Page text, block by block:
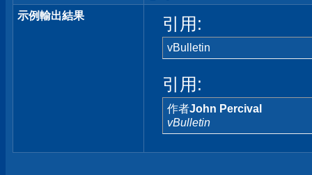
示例輸出結果 引用:
vBulletin
引用:
作者John Percival
vBulletin